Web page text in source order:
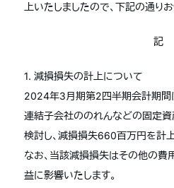
上いたしましたので、下記の通り
記
1. 減損損失の計上について
2024年3月期第2四半期会計期間
連結子会社ののれんなどの固定
検討し、減損損失660百万円を計上
なお、当該減損損失はその他の費
益に影響いたします。